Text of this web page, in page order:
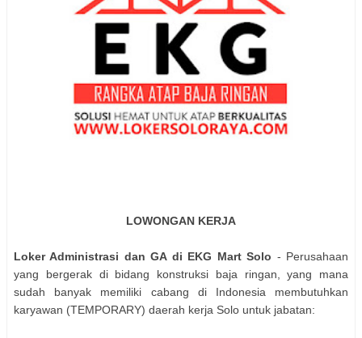
LOWONGAN KERJA
Loker Administrasi dan GA di EKG Mart Solo - Perusahaan
yang bergerak di bidang konstruksi baja ringan, yang mana
sudah banyak memiliki cabang di Indonesia membutuhkan
karyawan (TEMPORARY) daerah kerja Solo untuk jabatan: